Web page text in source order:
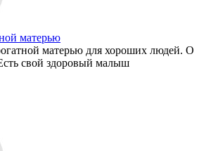
матерью
матерью для хороших людей. О
свой здоровый малыш